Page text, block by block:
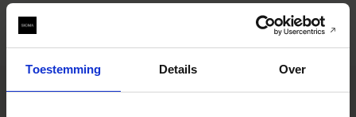
Toestemming Details Over